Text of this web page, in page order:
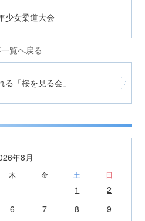
少女柔道大会
覧へ戻る
る「桜を見る会」
年8月
木 金 土 日
1
2
6 7 8
9